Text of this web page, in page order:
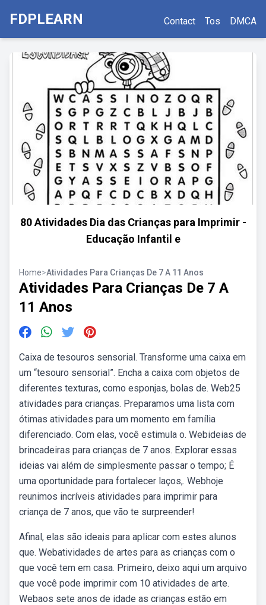
FDPLEARN Contact Tos DMCA
80 Atividades Dia das Crianças para Imprimir -
Educação Infantil e
Home>Atividades Para Crianças De 7 A 11 Anos
Atividades Para Crianças De 7 A
11 Anos
Caixa de tesouros sensorial. Transforme uma caixa em
um “tesouro sensorial”. Encha a caixa com objetos de
diferentes texturas, como esponjas, bolas de. Web25
atividades para crianças. Preparamos uma lista com
ótimas atividades para um momento em família
diferenciado. Com elas, você estimula o. Webideias de
brincadeiras para crianças de 7 anos. Explorar essas
ideias vai além de simplesmente passar o tempo; É
uma oportunidade para fortalecer laços,. Webhoje
reunimos incríveis atividades para imprimir para
criança de 7 anos, que vão te surpreender!
Afinal, elas são ideais para aplicar com estes alunos
que. Webatividades de artes para as crianças com o
que você tem em casa. Primeiro, deixo aqui um arquivo
que você pode imprimir com 10 atividades de arte.
Webaos sete anos de idade as crianças estão em